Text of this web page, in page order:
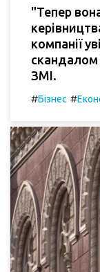
"Тепер
компанії
скандалом
ЗМІ.
#Бізнес #